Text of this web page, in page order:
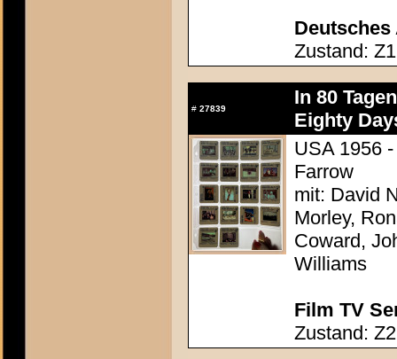
Deutsches
Zustand: Z1
# 27839
In 80
Eighty
USA 1956
Farrow
mit: David
Morley,
Coward,
Williams
Film TV
Zustand: Z2